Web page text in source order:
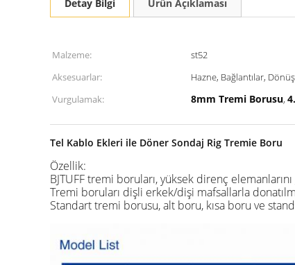
Detay Bilgi Ürün Açıklaması
Malzeme: st52
Aksesuarlar:
Hazne, Bağlantılar,
Vurgulamak:
8mm Tremi Borusu,
Tel Kablo Ekleri ile Döner Sondaj Rig Tremie Boru
Özellik:
BJTUFF tremi boruları, yüksek direnç
Tremi boruları dişli erkek/dişi mafsallarla
Standart tremi borusu, alt boru, kısa boru ve